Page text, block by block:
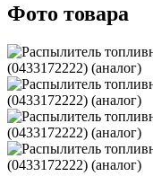
Фото товара